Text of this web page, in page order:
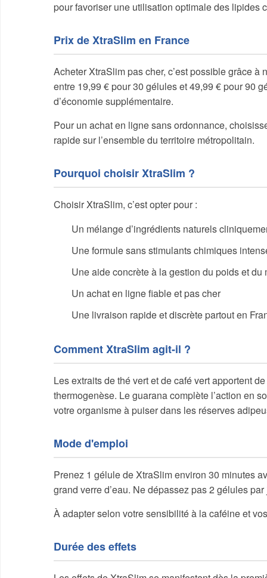
pour favoriser une utilisation optimale des lipides
Prix de XtraSlim en France
Acheter XtraSlim pas cher, c’est possible grâce
entre 19,99 € pour 30 gélules et 49,99 € pour 90
d’économie supplémentaire.
Pour un achat en ligne sans ordonnance,
rapide sur l’ensemble du territoire métropolitain.
Pourquoi choisir XtraSlim ?
Choisir XtraSlim, c’est opter pour :
Un mélange d’ingrédients naturels
Une formule sans stimulants chimiques
Une aide concrète à la gestion du poids et du
Un achat en ligne fiable et pas cher
Une livraison rapide et discrète partout en
Comment XtraSlim agit-il ?
Les extraits de thé vert et de café vert apportent
thermogenèse. Le guarana complète l’action en
votre organisme à puiser dans les réserves
Mode d'emploi
Prenez 1 gélule de XtraSlim environ 30 minutes
grand verre d’eau. Ne dépassez pas 2 gélules
À adapter selon votre sensibilité à la caféine et
Durée des effets